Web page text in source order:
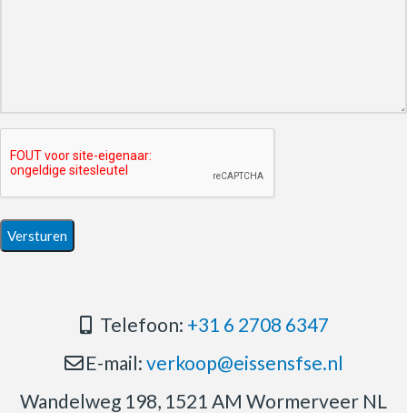
Telefoon: +31 6 2708 6347
E-mail: verkoop@eissensfse.nl
Wandelweg 198, 1521 AM Wormerveer NL